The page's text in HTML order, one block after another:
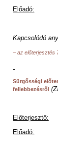
Előadó: dr.
Kapcsolódó
– az előterjesztés
Sürgősségi
fellebbezésről
Előterjesztő:
Előadó: dr.